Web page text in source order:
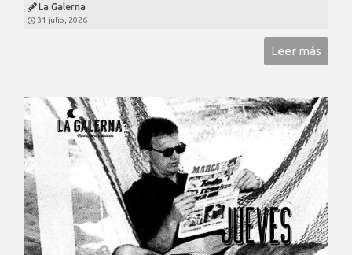
La Galerna
31 julio, 2026
Leer más